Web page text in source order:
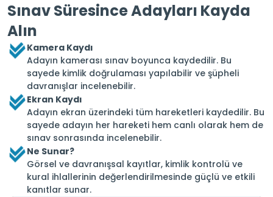
Sınav Süresince Adayları Kayda
Alın
Kamera Kaydı
Adayın kamerası sınav boyunca kaydedilir. Bu
sayede kimlik doğrulaması yapılabilir ve şüpheli
davranışlar incelenebilir.
Ekran Kaydı
Adayın ekran üzerindeki tüm hareketleri kaydedilir. Bu
sayede adayın her hareketi hem canlı olarak hem de
sınav sonrasında incelenebilir.
Ne Sunar?
Görsel ve davranışsal kayıtlar, kimlik kontrolü ve
kural ihlallerinin değerlendirilmesinde güçlü ve etkili
kanıtlar sunar.